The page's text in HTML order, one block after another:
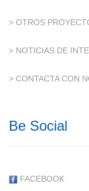
> OTROS
> NOTICIAS DE
> CONTACTA CON
Be Social
FACEBOOK